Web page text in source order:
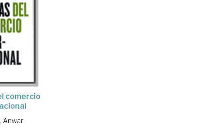
comercio
Anwar